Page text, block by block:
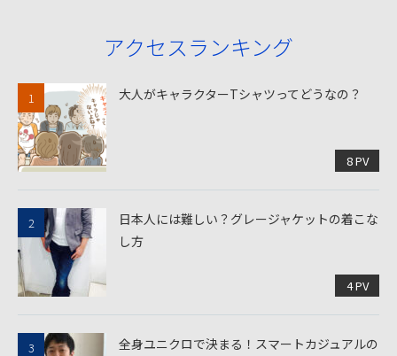
アクセスランキング
大人がキャラクターTシャツってどうなの？
8 PV
日本人には難しい？グレージャケットの着こな
し方
4 PV
全身ユニクロで決まる！スマートカジュアルの